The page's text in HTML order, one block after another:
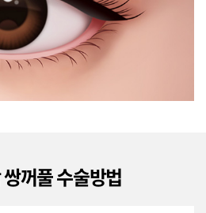
꺼풀 수술방법